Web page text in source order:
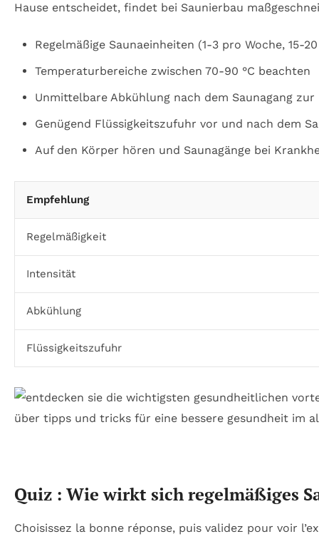
Hause entscheidet, findet bei Saunierbau
Regelmäßige Saunaeinheiten (1-3 pro Woche, 15-
Temperaturbereiche zwischen 70-90 °C beachten
Unmittelbare Abkühlung nach dem Saunagang
Genügend Flüssigkeitszufuhr vor und nach dem
Auf den Körper hören und Saunagänge bei
Empfehlung
Regelmäßigkeit
Intensität
Abkühlung
Flüssigkeitszufuhr
Quiz : Wie wirkt sich regelmäßiges
Choisissez la bonne réponse, puis validez pour voir